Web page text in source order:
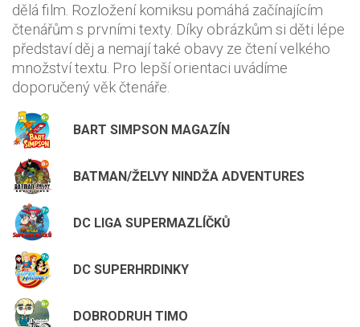
dělá film. Rozložení komiksu pomáhá začínajícím
čtenářům s prvními texty. Díky obrázkům si děti lépe
představí děj a nemají také obavy ze čtení velkého
množství textu. Pro lepší orientaci uvádíme
doporučený věk čtenáře.
BART SIMPSON MAGAZÍN
BATMAN/ŽELVY NINDŽA ADVENTURES
DC LIGA SUPERMAZLÍČKŮ
DC SUPERHRDINKY
DOBRODRUH TIMO